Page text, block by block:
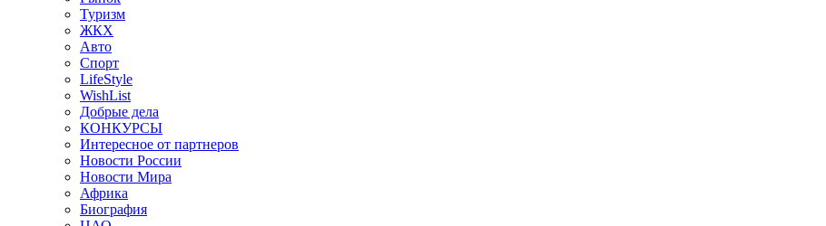
Туризм
ЖКХ
Авто
Спорт
LifeStyle
WishList
Добрые дела
КОНКУРСЫ
Интересное от партнеров
Новости России
Новости Мира
Африка
Биография